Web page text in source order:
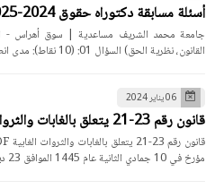
أسئلة مسابقة دكتوراه حقوق 2024-2025
جامعة محمد الشريف مساعدية | سوق أهراس -
القانون، نظرية الحق) السؤال 01: (10 نقاط): مدى انطب…
06 يناير 2024
قانون رقم 23-21 يتعلق بالغابات والثروات الغابية PDF
مؤرخ في 10 جمادي الثانية عام 1445 الموافق 23 ديسم…